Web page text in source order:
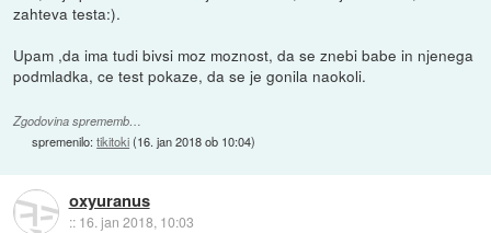
zahteva testa:).
Upam ,da ima tudi bivsi moz moznost, da se znebi babe in njenega
podmladka, ce test pokaze, da se je gonila naokoli.
Zgodovina sprememb…
spremenilo:tikitoki(16. jan 2018 ob 10:04)
oxyuranus
:: 16. jan 2018, 10:03